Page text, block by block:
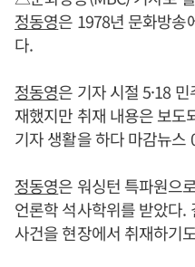
정동영은 1978년 문화방송
다.
정동영은 기자 시절 5·18
재했지만 취재 내용은 보도
기자 생활을 하다 마감뉴스
정동영은 워싱턴 특파원으
언론학 석사학위를 받았다.
사건을 현장에서 취재하기